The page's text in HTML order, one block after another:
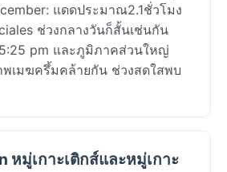
แดดประมาณ2.1ชั่วโมง
ช่วงกลางวันก็สั้นเช่นกัน
pm และภูมิภาคส่วนใหญ่
พเมฆครึ้มคล้ายกัน ช่วงสดใสพบ
หมู่เกาะเติกส์และหมู่เกาะ